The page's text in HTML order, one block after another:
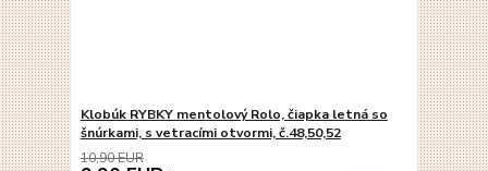
Klobúk RYBKY mentolový Rolo, čiapka letná so
šnúrkami, s vetracími otvormi, č.48,50,52
10,90 EUR